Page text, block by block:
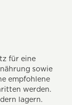
für eine
sowie
empfohlene
werden.
lagern.